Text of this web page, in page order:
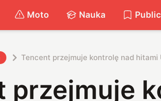
Moto Nauka
Tencent przejmuje kontrolę nad hitami
przejmuje